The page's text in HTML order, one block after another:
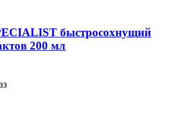
быстросохнущий
200 мл